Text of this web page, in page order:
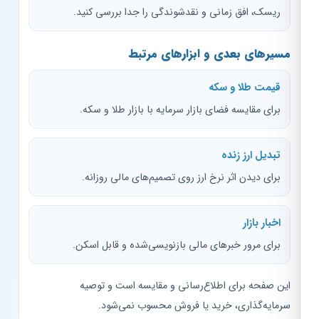
ریسک، افق زمانی و نقدشوندگی را جدا بررسی کنید.
مسیرهای بعدی و ابزارهای مرتبط
قیمت طلا و سکه
برای مقایسه فضای بازار سرمایه با بازار طلا و سکه.
تبدیل ارز زنده
برای دیدن اثر نرخ ارز روی تصمیم‌های مالی روزانه.
اخبار بازار
برای مرور خبرهای مالی بازنویسی‌شده و قابل اسکن.
این صفحه برای اطلاع‌رسانی و مقایسه است و توصیه
سرمایه‌گذاری، خرید یا فروش محسوب نمی‌شود.